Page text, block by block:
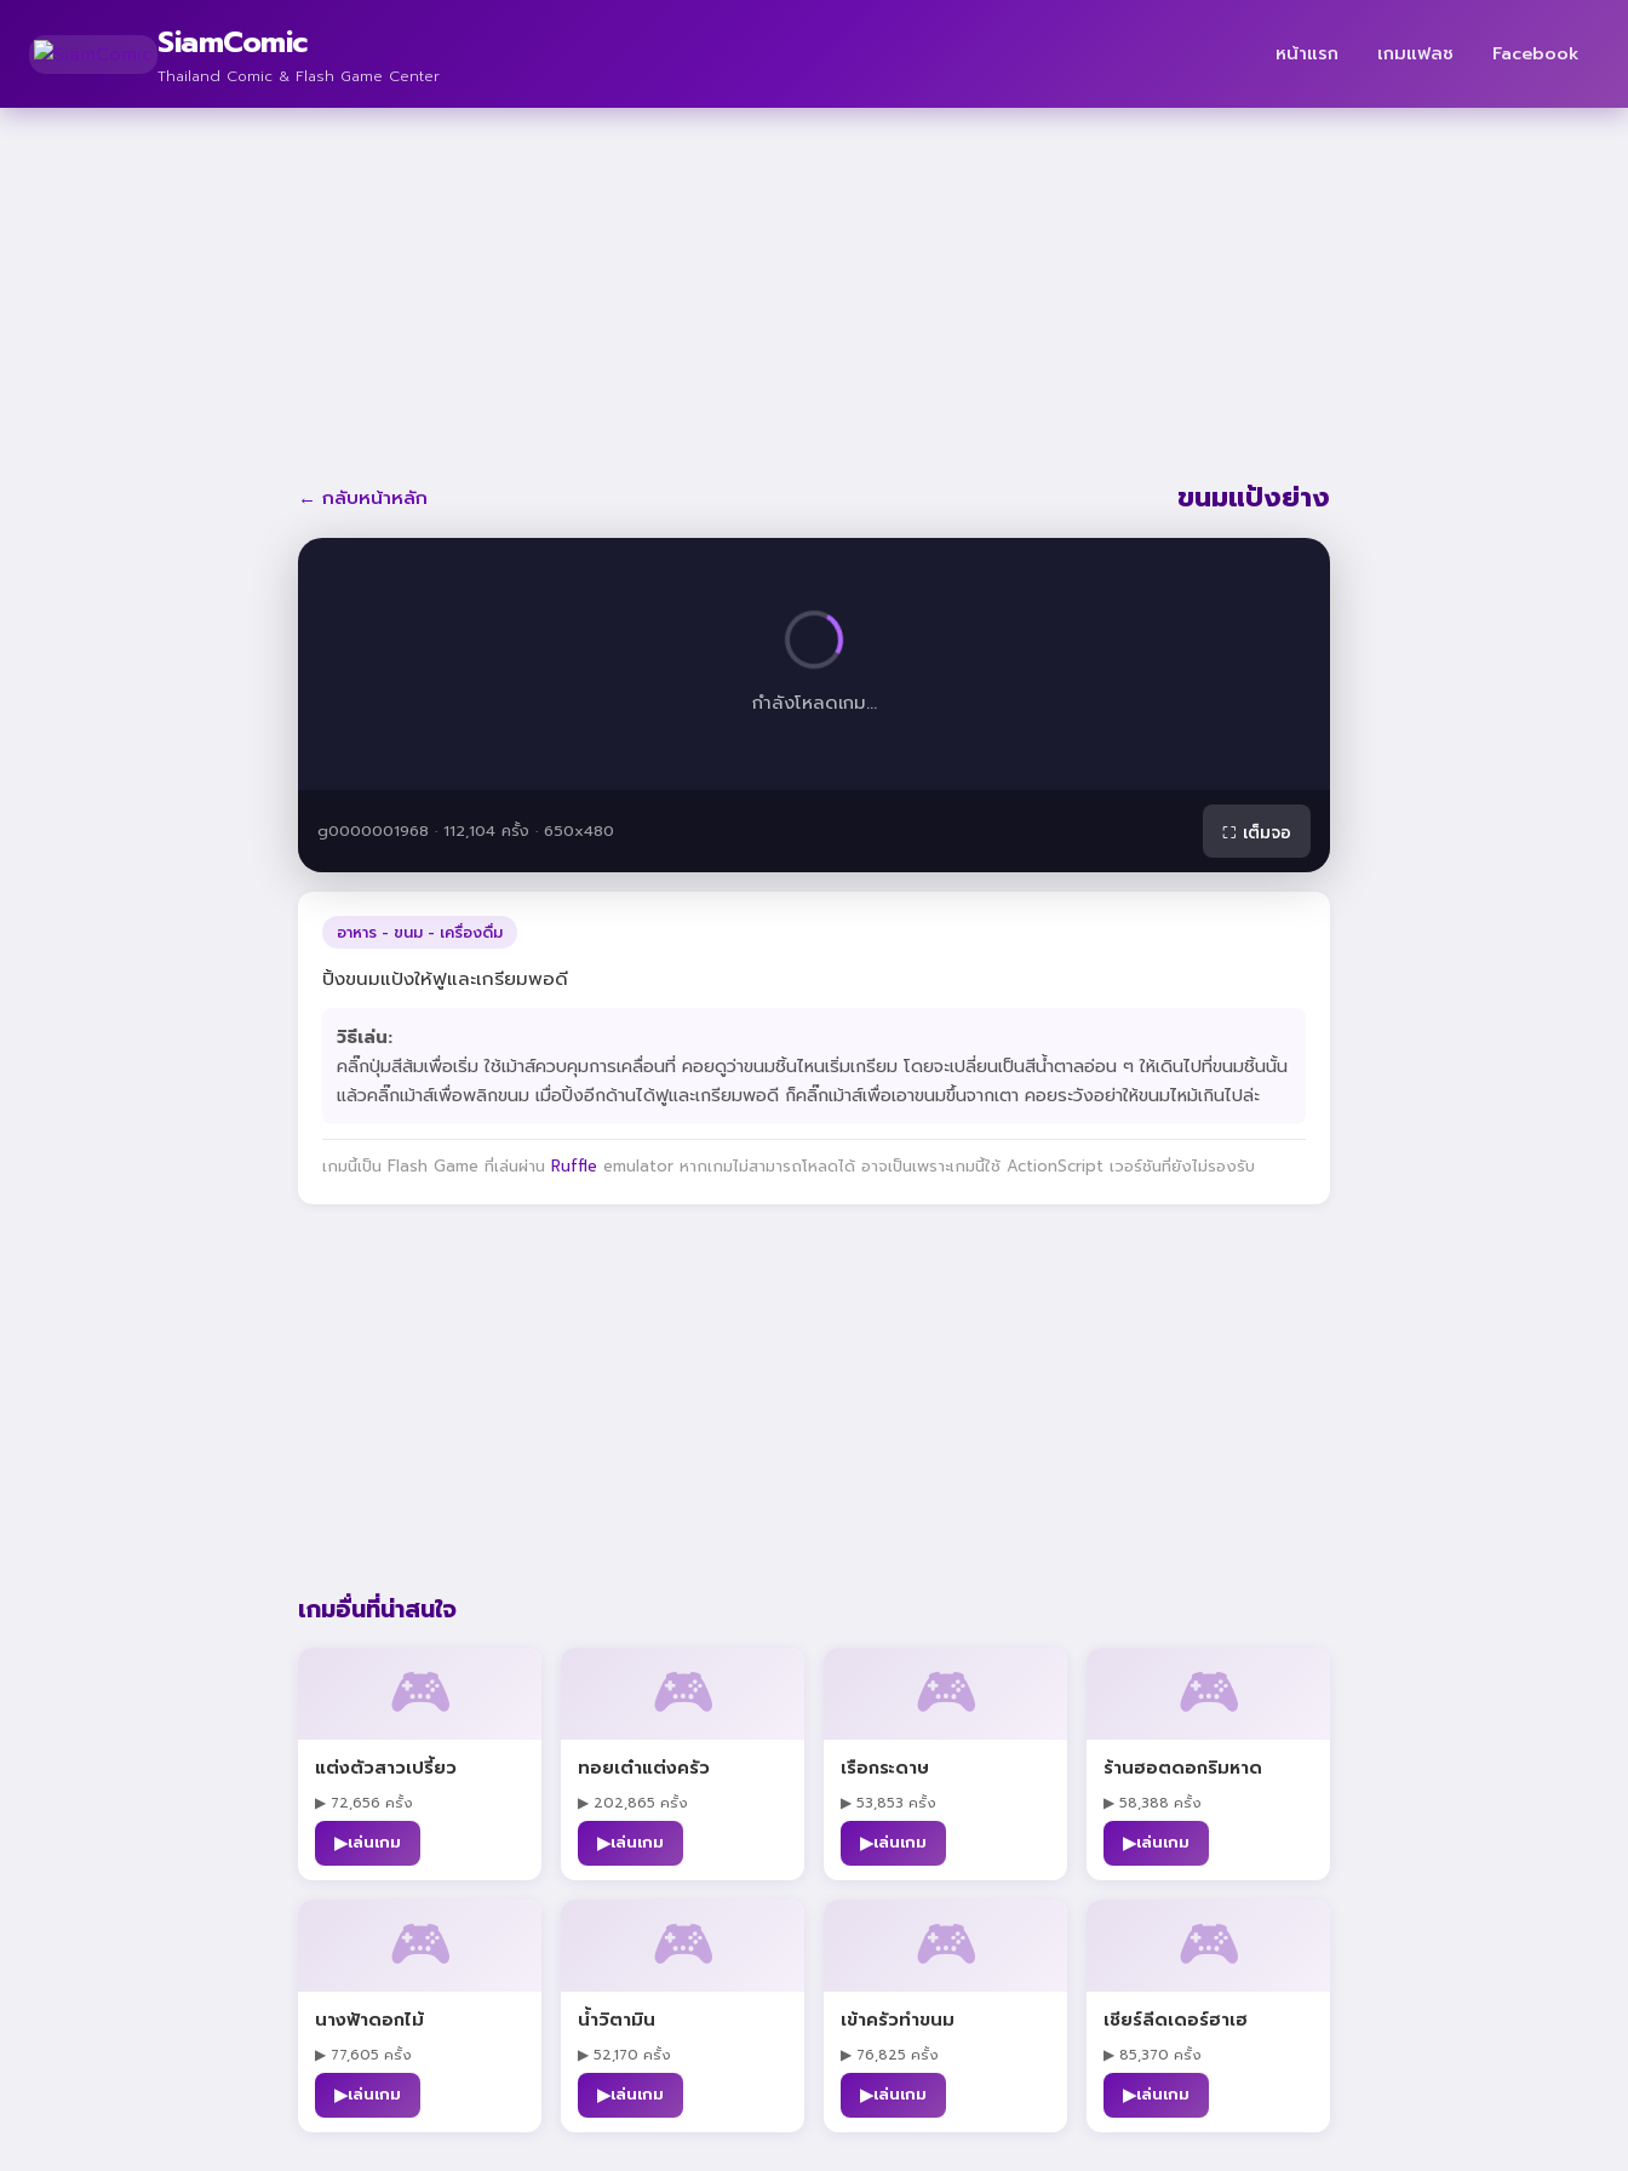
SiamComic
Thailand Comic & Flash Game Center
หน้าแรก เกมแฟลช Facebook
← กลับหน้าหลัก ขนมแป้งย่าง
กำลังโหลดเกม...
g0000001968 · 112,104 ครั้ง · 650x480 ⛶ เต็มจอ
อาหาร - ขนม - เครื่องดื่ม
ปิ้งขนมแป้งให้ฟูและเกรียมพอดี
วิธีเล่น:
คลิ๊กปุ่มสีส้มเพื่อเริ่ม ใช้เม้าส์ควบคุมการเคลื่อนที่ คอยดูว่าขนมชิ้นไหนเริ่มเกรียม โดยจะเปลี่ยนเป็นสีน้ำตาลอ่อน ๆ ให้เดินไปที่ขนมชิ้นนั้น
แล้วคลิ๊กเม้าส์เพื่อพลิกขนม เมื่อปิ้งอีกด้านได้ฟูและเกรียมพอดี ก็คลิ๊กเม้าส์เพื่อเอาขนมขึ้นจากเตา คอยระวังอย่าให้ขนมไหม้เกินไปล่ะ
เกมนี้เป็น Flash Game ที่เล่นผ่าน Ruffle emulator หากเกมไม่สามารถโหลดได้ อาจเป็นเพราะเกมนี้ใช้ ActionScript เวอร์ชันที่ยังไม่รองรับ
เกมอื่นที่น่าสนใจ
🎮
แต่งตัวสาวเปรี้ยว
▶ 72,656 ครั้ง
▶เล่นเกม
🎮
ทอยเต๋าแต่งครัว
▶ 202,865 ครั้ง
▶เล่นเกม
🎮
เรือกระดาษ
▶ 53,853 ครั้ง
▶เล่นเกม
🎮
ร้านฮอตดอกริมหาด
▶ 58,388 ครั้ง
▶เล่นเกม
🎮
นางฟ้าดอกไม้
▶ 77,605 ครั้ง
▶เล่นเกม
🎮
น้ำวิตามิน
▶ 52,170 ครั้ง
▶เล่นเกม
🎮
เข้าครัวทำขนม
▶ 76,825 ครั้ง
▶เล่นเกม
🎮
เชียร์ลีดเดอร์ฮาเฮ
▶ 85,370 ครั้ง
▶เล่นเกม